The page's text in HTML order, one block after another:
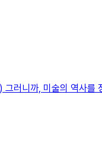
러니까, 미술의 역사를